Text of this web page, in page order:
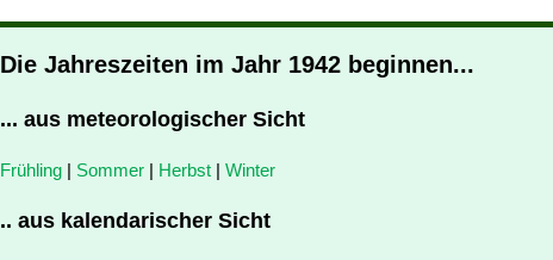
Die Jahreszeiten im Jahr 1942 beginnen...
... aus meteorologischer Sicht
Frühling | Sommer | Herbst | Winter
.. aus kalendarischer Sicht